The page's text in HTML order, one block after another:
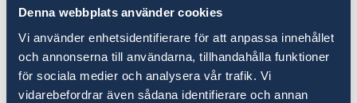
Denna webbplats använder cookies
Vi använder enhetsidentifierare för att anpassa innehållet
och annonserna till användarna, tillhandahålla funktioner
för sociala medier och analysera vår trafik. Vi
vidarebefordrar även sådana identifierare och annan
Moving to someone in Sweden
Apply for a residence permit
Working in Sweden
Studying in Sweden
Scholarship
Swedish companies in Eswatini
The Consulate does not offer any scholarships.
Please check the following websites for
scolarships to study in Sweden.